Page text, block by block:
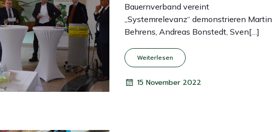
Bauernverband vereint
„Systemrelevanz“ demonstrieren Martin
Behrens, Andreas Bonstedt, Sven[…]
Weiterlesen
15 November 2022